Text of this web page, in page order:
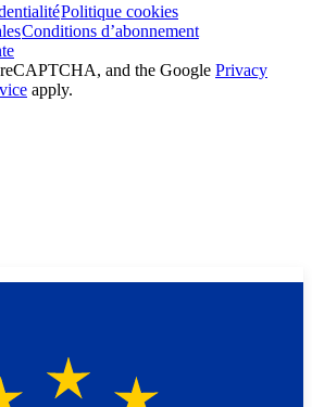
Politique cookies
Conditions d’abonnement
and the Google Privacy
apply.